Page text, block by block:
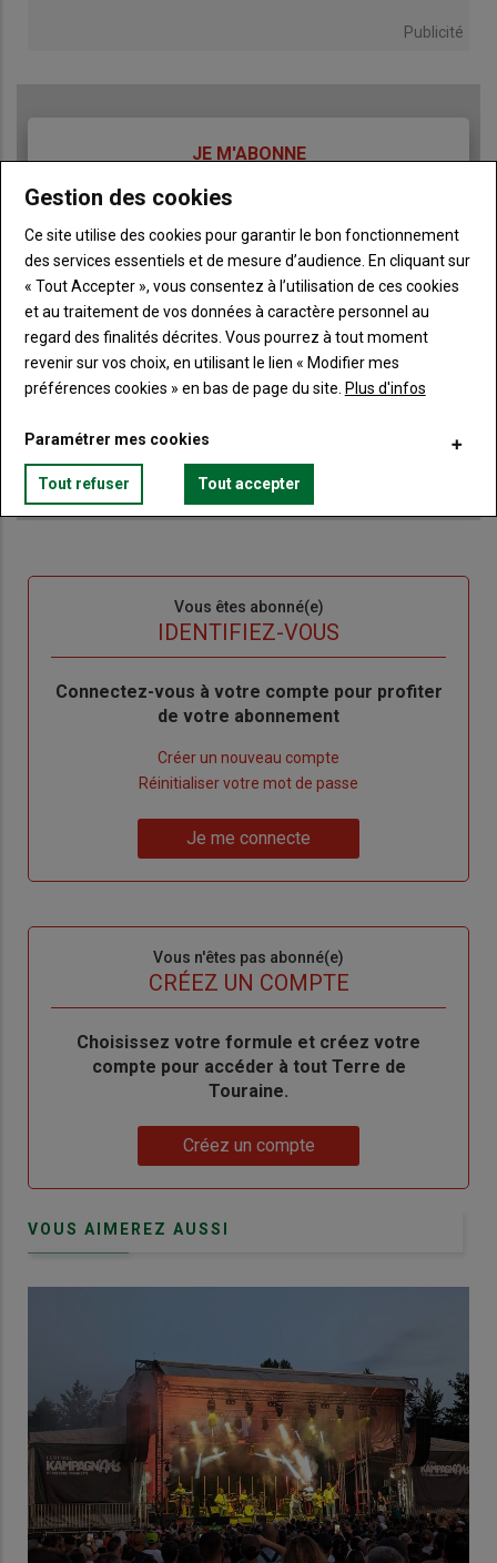
Publicité
JE M'ABONNE
Body A partir de 85€
Lien JE M'ABONNE
Liste
à
puce
Accédez à tous les articles du site Terre de Touraine
Consultez le journal Terre de Touraine au format
numérique, sur tous les supports
newsletter du journal Terre de Touraine
Vous êtes abonné(e)
IDENTIFIEZ-VOUS
Body
Connectez-vous à votre compte pour profiter
de votre abonnement
Créer un nouveau compte
de
Réinitialiser votre mot de passe
me
Je me connecte
Vous n'êtes pas abonné(e)
CRÉEZ UN COMPTE
BodyChoisissez votre formule et créez votre
compte pour accéder à tout Terre de
Touraine.
Créez un compte
VOUS AIMEREZ AUSSI
Gestion des cookies
Ce site utilise des cookies pour garantir le bon fonctionnement
des services essentiels et de mesure d’audience. En cliquant sur
« Tout Accepter », vous consentez à l’utilisation de ces cookies
et au traitement de vos données à caractère personnel au
regard des finalités décrites. Vous pourrez à tout moment
revenir sur vos choix, en utilisant le lien « Modifier mes
préférences cookies » en bas de page du site. Plus d'infos
Paramétrer mes cookies
Tout refuser Tout accepter